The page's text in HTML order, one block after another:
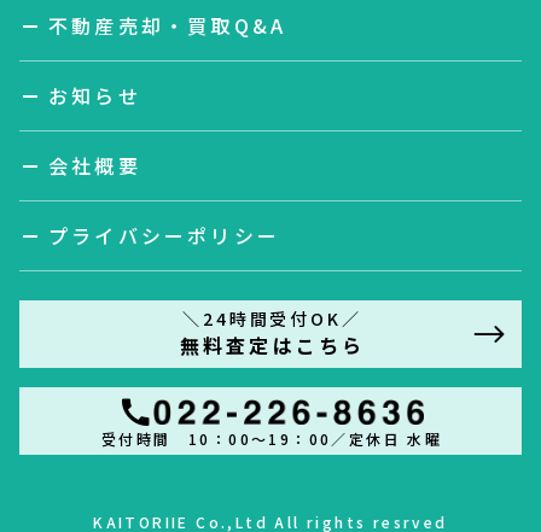
不動産売却・買取Q&A
お知らせ
会社概要
プライバシーポリシー
＼24時間受付OK／
無料査定はこちら
受付時間 10：00～19：00／定休日 水曜
KAITORIIE Co.,Ltd All rights resrved